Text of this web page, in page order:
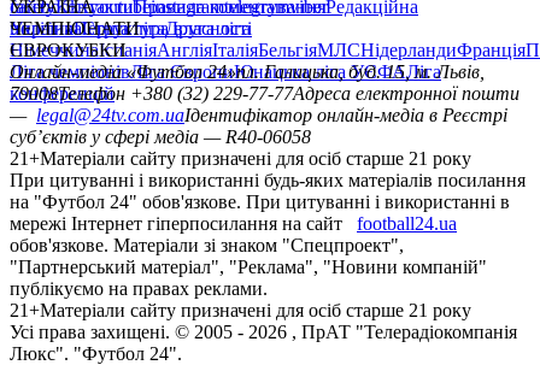
сайтуКонтактиПравила коментуванняРедакційна
політикаСтруктура власності
facebookxyoutubeinstagramtelegramviber
УКРАЇНА
УкраїнаПерша лігаДруга ліга
ЧЕМПІОНАТИ
НімеччинаІспаніяАнгліяІталіяБельгіяМЛСНідерландиФранція
ЄВРОКУБКИ
Ліга чемпіонівЛіга ЄвропиЮнацька ліга УЄФАЛіга
конференцій
Онлайн-медіа «Футбол 24»пл. Галицька, буд. 15, м. Львів,
79008Телефон +380 (32) 229-77-77Адреса електронної пошти
— legal@24tv.com.uaІдентифікатор онлайн-медіа в Реєстрі
суб’єктів у сфері медіа — R40-06058
21+Матеріали сайту призначені для осіб старше 21 року
При цитуванні і використанні будь-яких матеріалів посилання
на "Футбол 24" обов'язкове. При цитуванні і використанні в
мережі Інтернет гіперпосилання на сайт
football24.ua
обов'язкове. Матеріали зі знаком "Спецпроект",
"Партнерський матеріал", "Реклама", "Новини компаній"
публікуємо на правах реклами.
21+Матеріали сайту призначені для осіб старше 21 року
Усi права захищенi. © 2005 - 2026 , ПрАТ "Телерадіокомпанія
Люкс". "Футбол 24".